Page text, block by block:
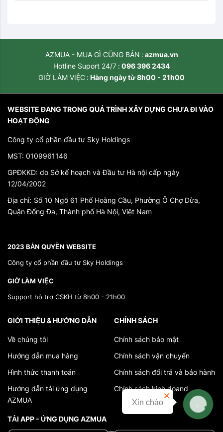
AZMUA - MUA GÌ CŨNG BÁN
azmua.vn
Hotline Suport 24/7 096 396 2434
GIỜ LÀM VIỆC
Hàng ngày từ 8h00 - 21h00
WEBSITE ĐANG TRONG QUÁ TRÌNH XÂY DỰNG CHƯA ĐI VÀO
HOẠT ĐỘNG
Công ty cổ phần đầu tư Sky Holdings
MST: 0109961146
GPĐKKD: do Sở kế hoạch và Đầu tư Hà nội cấp ngày
12/04/2002
Địa chỉ: Số 10 Ngõ 61 Phố Hoàng Cầu, Phường Ô Chợ Dừa,
Quận Đống Đa, Thành phố Hà Nội, Việt Nam
2023 BẢN QUYỀN WEBSITE
Công ty cổ phần đầu tư Sky Holdings
GIỜ LÀM VIỆC
Support hỗ trợ CSKH từ 8h00 - 21h00
GIỚI THIỆU & HƯỚNG DẪN
Về chúng tôi
Hướng dẫn mua hàng
Hình thức thanh toán
Hướng dẫn tải ứng dụng
AZMUA
CHÍNH SÁCH
Chính sách bảo mật
Chính sách vận chuyển
Chính sách đổi trả và bảo hành
Chính sách kinh doand
TẢI APP - ỨNG DỤNG AZMUA
Liên hệ
Xin chào